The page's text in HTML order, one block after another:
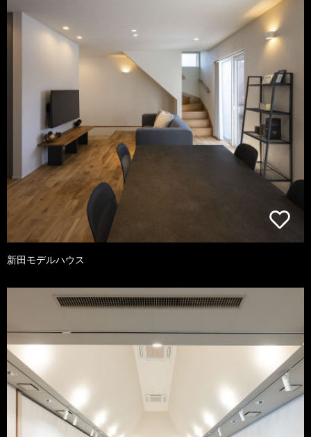
新田モデルハウス